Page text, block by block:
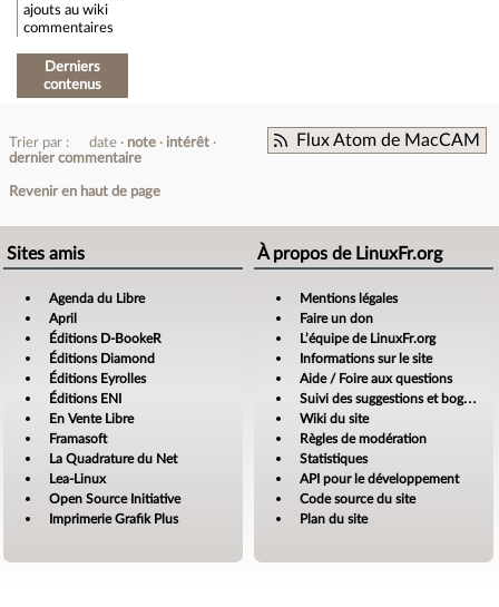
ajouts au wiki
commentaires
Derniers
contenus
Flux Atom de MacCAM
Trier par : date note
intérêt
dernier commentaire
Revenir en haut de page
Sites amis
Agenda du Libre
April
Éditions D-BookeR
Éditions Diamond
Éditions Eyrolles
Éditions ENI
En Vente Libre
Framasoft
La Quadrature du Net
Lea-Linux
Open Source Initiative
Imprimerie Grafik Plus
À propos de LinuxFr.org
Mentions légales
Faire un don
L’équipe de LinuxFr.org
Informations sur le site
Aide / Foire aux questions
Suivi des suggestions et bogues
Wiki du site
Règles de modération
Statistiques
API pour le développement
Code source du site
Plan du site